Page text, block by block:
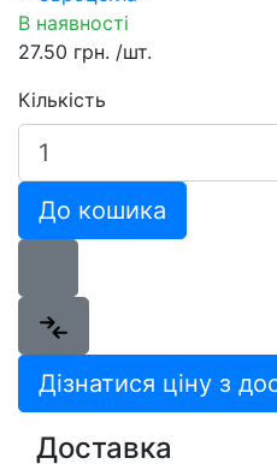
В наявності
27.50 грн. /шт.
Кількість
До кошика
Дізнатися ціну з
Доставка